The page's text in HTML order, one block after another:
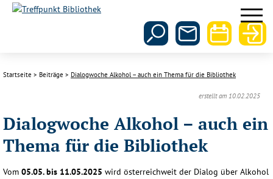
Startseite Beiträge Dialogwoche Alkohol – auch ein Thema für die Bibliothek
erstellt am 10.02.2025
Dialogwoche Alkohol – auch ein
Thema für die Bibliothek
Vom 05.05. bis 11.05.2025 wird österreichweit der Dialog über Alkohol